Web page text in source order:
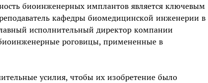
биоинженерных имплантов является ключевым
кафедры биомедицинской инженерии в
исполнительный директор компании
роговицы, примененные в
усилия, чтобы их изобретение было